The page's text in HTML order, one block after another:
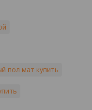
пол мат купить